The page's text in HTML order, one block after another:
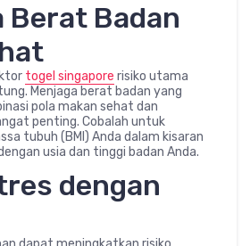
Berat Badan
togel singapore risiko utama
Menjaga berat badan yang
pola makan sehat dan
penting. Cobalah untuk
tubuh (BMI) Anda dalam kisaran
usia dan tinggi badan Anda.
dengan